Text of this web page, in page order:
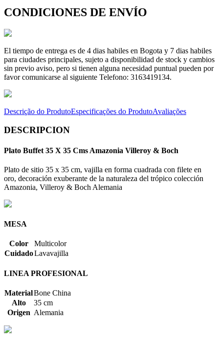
CONDICIONES DE ENVÍO
El tiempo de entrega es de 4 dias habiles en Bogota y 7 dias habiles
para ciudades principales, sujeto a disponibilidad de stock y cambios
sin previo aviso, pero si tienen alguna necesidad puntual pueden por
favor comunicarse al siguiente Telefono: 3163419134.
Descrição do ProdutoEspecificações do ProdutoAvaliações
DESCRIPCION
Plato Buffet 35 X 35 Cms Amazonia Villeroy & Boch
Plato de sitio 35 x 35 cm, vajilla en forma cuadrada con filete en
oro, decoración exuberante de la naturaleza del trópico colección
Amazonia, Villeroy & Boch Alemania
MESA
Color
Multicolor
CuidadoLavavajilla
LINEA PROFESIONAL
MaterialBone China
Alto
35 cm
Origen Alemania